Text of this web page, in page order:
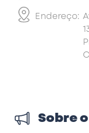
Endereço:
Sobre